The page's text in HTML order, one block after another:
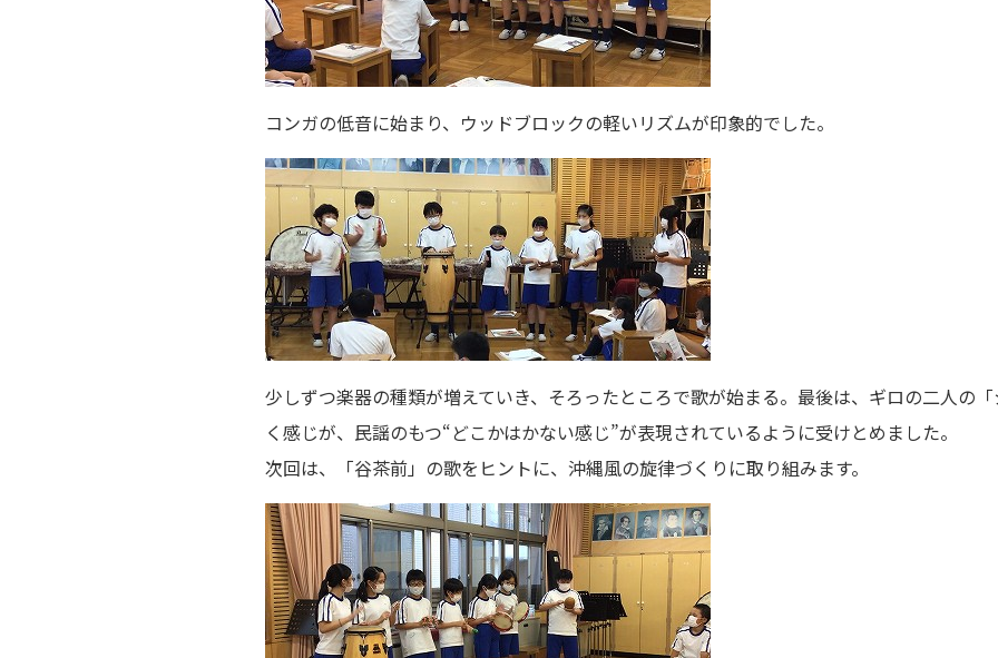
コンガの低音に始まり、ウッドブロックの軽いリズムが印象的でした。
少しずつ楽器の種類が増えていき、そろったところで歌が始まる。最後は、ギロの二人の
く感じが、民謡のもつ“どこかはかない感じ”が表現されているように受けとめました。
次回は、「谷茶前」の歌をヒントに、沖縄風の旋律づくりに取り組みます。